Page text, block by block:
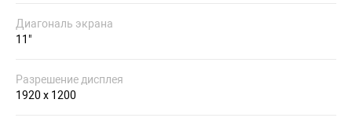
Диагональ экрана
11"
Разрешение дисплея
1920 x 1200